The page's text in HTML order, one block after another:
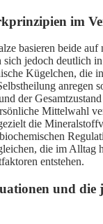
im
basieren beide auf
sich jedoch deutlich
Kügelchen, die
anregen
der
Mittelwahl
die
die im Alltag
entstehen.
und die